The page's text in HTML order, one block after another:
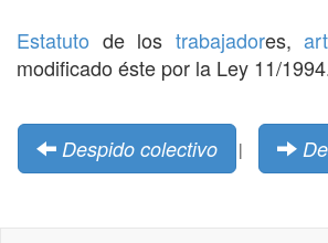
Estatuto de los trabajadores,
modificado éste por la Ley 11/
Despido colectivo |